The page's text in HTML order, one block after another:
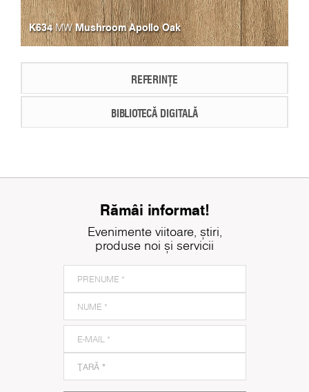
K634MWMushroom Apollo Oak
REFERINȚE
BIBLIOTECĂ DIGITALĂ
Rămâi informat!
Evenimente viitoare, știri,
produse noi și servicii